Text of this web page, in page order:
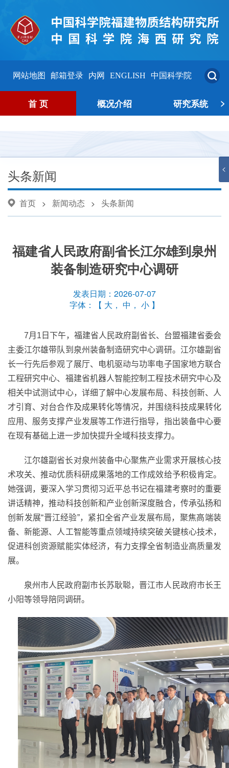
网站地图 邮箱登录 内网 ENGLISH 中国科学院
首 页 概况介绍 研究系统 >
<
头条新闻
首页 > 新闻动态 > 头条新闻
福建省人民政府副省长江尔雄到泉州
装备制造研究中心调研
发表日期：2026-07-07
字体：【 大 ， 中 ， 小 】
7月 1 日下午，福建省人民政府副省长、台盟福建省委会
主委江尔雄带队到泉州装备制造研究中心调研。江尔雄副省
长一行先后参观了展厅、电机驱动与功率电子国家地方联合
工程研究中心、福建省机器人智能控制工程技术研究中心及
相关中试测试中心，详细了解中心发展布局、科技创新、人
才引育、对台合作及成果转化等情况，并围绕科技成果转化
应用、服务支撑产业发展等工作进行指导， 指出装备中心要
在现有基础上进一步加快提升全域科技支撑力。
江尔雄副省长对泉州装备中心聚焦产业需求开展核心技
术攻关、推动优质科研成果落地的工作成效给予积极肯定。
她强调，要深入学习贯彻习近平总书记在福建考察时的重要
讲话精神，推动科技创新和产业创新深度融合，传承弘扬和
创新发展“晋江经验”，紧扣全省产业发展布局，聚焦高端装
备、新能源、人工智能等重点领域持续突破关键核心技术，
促进科创资源赋能实体经济，有力支撑全省制造业高质量发
展。
泉州市人民政府副市长苏耿聪，晋江市人民政府市长王
小阳等领导陪同调研。